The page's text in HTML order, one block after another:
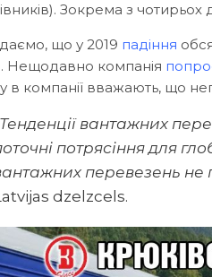
Зокрема з чотирьох
що у 2019 падіння
Нещодавно компанія
в компанії вважають, що
Тенденції вантажних
потрясіння для
перевезень не
dzelzcels.